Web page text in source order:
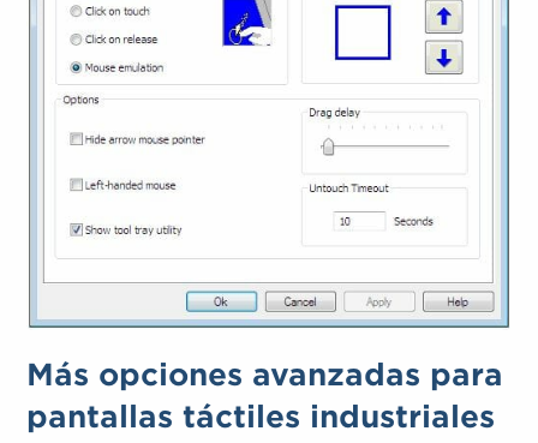
Más opciones avanzadas para
pantallas táctiles industriales